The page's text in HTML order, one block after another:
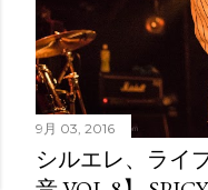
9月 03, 2016
シルエレ、ライ